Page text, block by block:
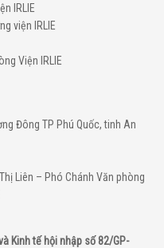
IRLIE
viện IRLIE
Viện IRLIE
Đông TP Phú Quốc, tinh An
Liên – Phó Chánh Văn phòng
Kinh tế hội nhập số 82/GP-